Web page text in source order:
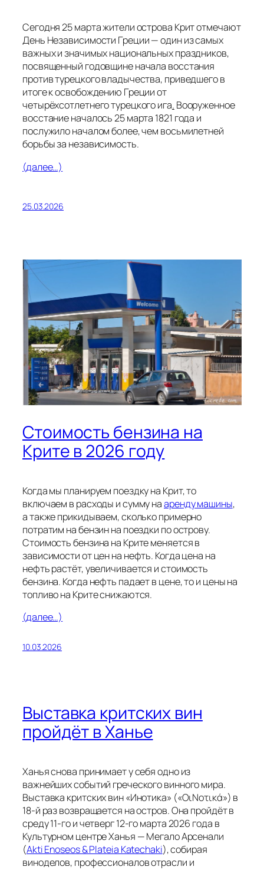
Сегодня 25 марта жители острова Крит отмечают
День Независимости Греции — один из самых
важных и значимых национальных праздников,
посвященный годовщине начала восстания
против турецкого владычества, приведшего в
итоге к освобождению Греции от
четырёхсотлетнего турецкого ига. Вооруженное
восстание началось 25 марта 1821 года и
послужило началом более, чем восьмилетней
борьбы за независимость.
(далее…)
25.03.2026
Стоимость бензина на
Крите в 2026 году
Когда мы планируем поездку на Крит, то
включаем в расходы и сумму нааренду машины,
а также прикидываем, сколько примерно
потратим на бензин на поездки по острову.
Стоимость бензина на Крите меняется в
зависимости от цен на нефть. Когда цена на
нефть растёт, увеличивается и стоимость
бензина. Когда нефть падает в цене, то и цены на
топливо на Крите снижаются.
(далее…)
10.03.2026
Выставка критских вин
пройдёт в Ханье
Ханья снова принимает у себя одно из
важнейших событий греческого винного мира.
Выставка критских вин «Инотика» («ΟιΝοτικά») в
18-й раз возвращается на остров. Она пройдёт в
среду 11-го и четверг 12-го марта 2026 года в
Культурном центре Ханья — Мегало Арсенали
(Akti Enoseos & Plateia Katechaki), собирая
виноделов, профессионалов отрасли и